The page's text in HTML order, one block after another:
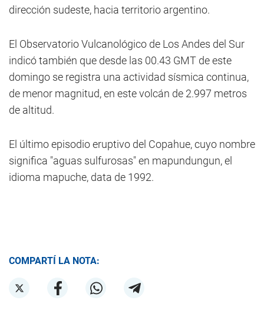
dirección sudeste, hacia territorio argentino.
El Observatorio Vulcanológico de Los Andes del Sur
indicó también que desde las 00.43 GMT de este
domingo se registra una actividad sísmica continua,
de menor magnitud, en este volcán de 2.997 metros
de altitud.
El último episodio eruptivo del Copahue, cuyo nombre
significa "aguas sulfurosas" en mapundungun, el
idioma mapuche, data de 1992.
COMPARTÍ LA NOTA: